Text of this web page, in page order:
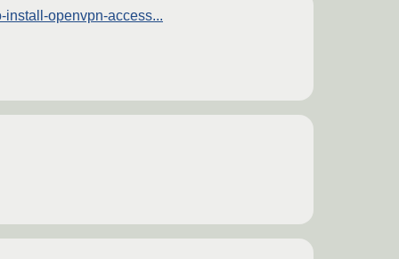
install-openvpn-access...